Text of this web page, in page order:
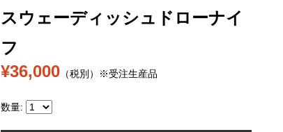
スウェーディッシュドローナイ
フ
¥36,000 （税別）※受注生産品
数量: